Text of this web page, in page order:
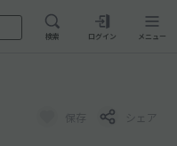
検索 ログイン メニュー
保存 シェア